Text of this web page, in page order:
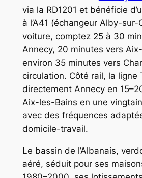
via la RD1201 et bénéficie
à l’A41 (échangeur Alby-sur-
voiture, comptez 25 à 30
Annecy, 20 minutes vers
environ 35 minutes vers
circulation. Côté rail, la ligne
directement Annecy en
Aix-les-Bains en une
avec des fréquences
domicile-travail.
Le bassin de l’Albanais,
aéré, séduit pour ses